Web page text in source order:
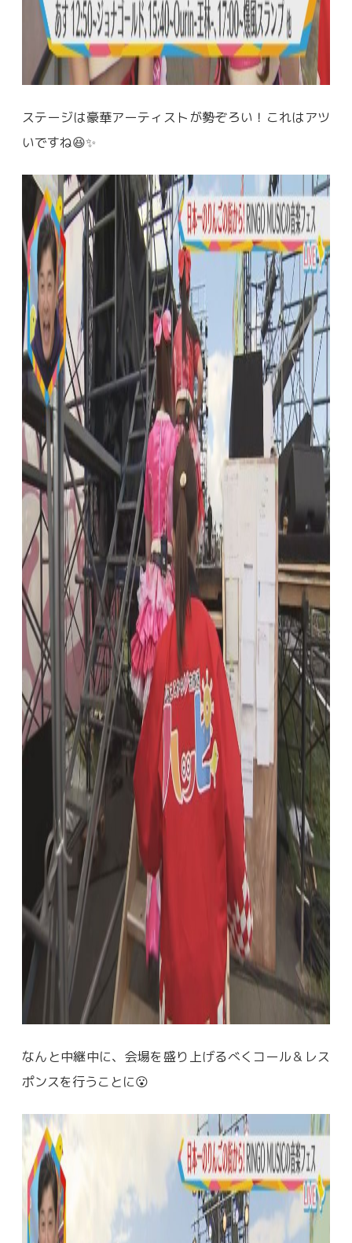
ステージは豪華アーティストが勢ぞろい！これはアツ
いですね😆✨
なんと中継中に、会場を盛り上げるべくコール＆レス
ポンスを行うことに😮